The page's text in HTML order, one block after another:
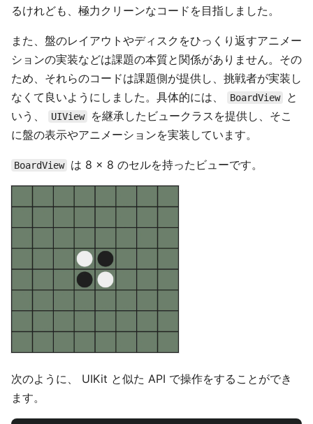
るけれども、極力クリーンなコードを目指しました。
また、盤のレイアウトやディスクをひっくり返すアニメー
ションの実装などは課題の本質と関係がありません。その
ため、それらのコードは課題側が提供し、挑戦者が実装し
なくて良いようにしました。具体的には、
BoardView
と
いう、
UIView
を継承したビュークラスを提供し、そこ
に盤の表示やアニメーションを実装しています。
BoardView は 8 × 8 のセルを持ったビューです。
次のように、 UIKit と似た API で操作をすることができ
ます。